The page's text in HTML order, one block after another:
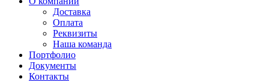
Доставка
Оплата
Реквизиты
Наша команда
Портфолио
Документы
Контакты